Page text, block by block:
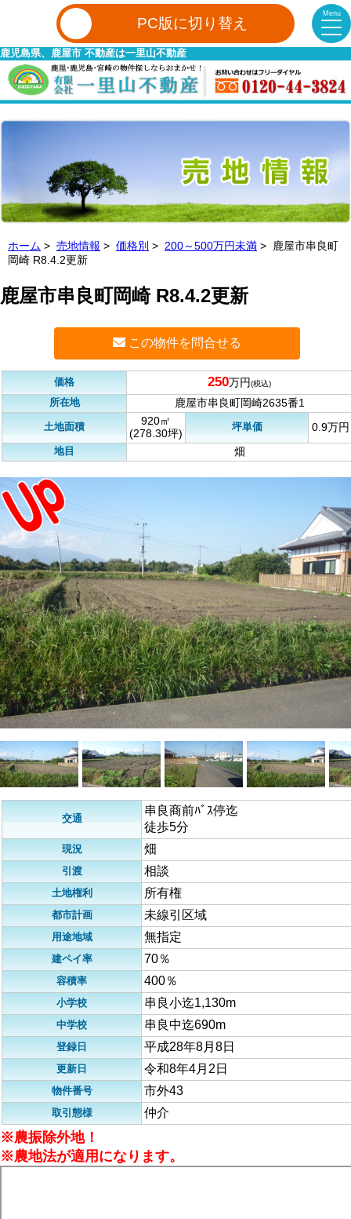
Menu
PC版に切り替え
鹿児島県、鹿屋市 不動産は一里山不動産
ホーム > 売地情報 > 価格別 > 200～500万円未満 > 鹿屋市串良町
岡崎 R8.4.2更新
鹿屋市串良町岡崎 R8.4.2更新
この物件を問合せる
価格 250万円(税込)
所在地
鹿屋市串良町岡崎2635番1
土地面積
920㎡
(278.30坪)
坪単価
0.9万円
地目
畑
交通
串良商前ﾊﾞｽ停迄
徒歩5分
現況 畑
引渡 相談
土地権利 所有権
都市計画 未線引区域
用途地域 無指定
建ペイ率 70％
容積率 400％
小学校 串良小迄1,130m
中学校 串良中迄690m
登録日 平成28年8月8日
更新日 令和8年4月2日
物件番号 市外43
取引態様 仲介
※農振除外地！
※農地法が適用になります。